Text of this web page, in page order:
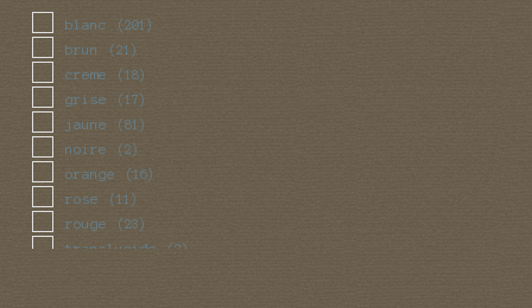
blanc (201)
brun (21)
creme (18)
grise (17)
jaune (81)
noire (2)
orange (16)
rose (11)
rouge (23)
translucide (2)